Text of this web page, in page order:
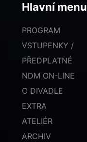
Hlavní menu
PROGRAM
VSTUPENKY /
PŘEDPLATNÉ
NDM ON-LINE
O DIVADLE
EXTRA
ATELIÉR
ARCHIV